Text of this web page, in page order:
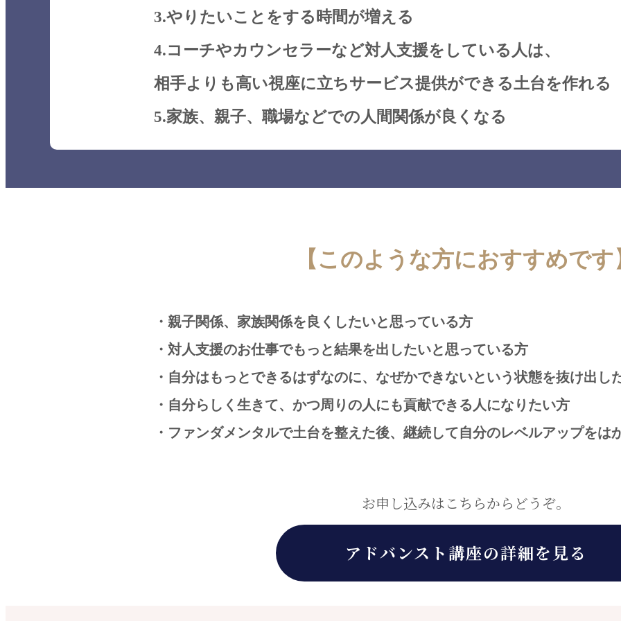
3.やりたいことをする時間が増える
4.コーチやカウンセラーなど対人支援をしている人は、
相手よりも高い視座に立ちサービス提供ができる土台を作れる
5.家族、親子、職場などでの人間関係が良くなる
【このような方におすすめです
・親子関係、家族関係を良くしたいと思っている方
・対人支援のお仕事でもっと結果を出したいと思っている方
・自分はもっとできるはずなのに、なぜかできないという状態を抜け出し
・自分らしく生きて、かつ周りの人にも貢献できる人になりたい方
・ファンダメンタルで土台を整えた後、継続して自分のレベルアップをは
お申し込みはこちらからどうぞ。
アドバンスト講座の詳細を見る